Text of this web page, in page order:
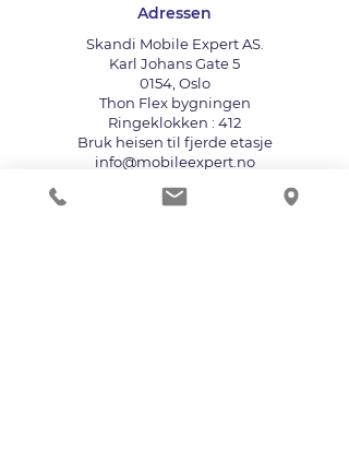
Adressen
Skandi Mobile Expert AS.
Karl Johans Gate 5
0154, Oslo
Thon Flex bygningen
Ringeklokken : 412
Bruk heisen til fjerde etasje
info@mobileexpert.no